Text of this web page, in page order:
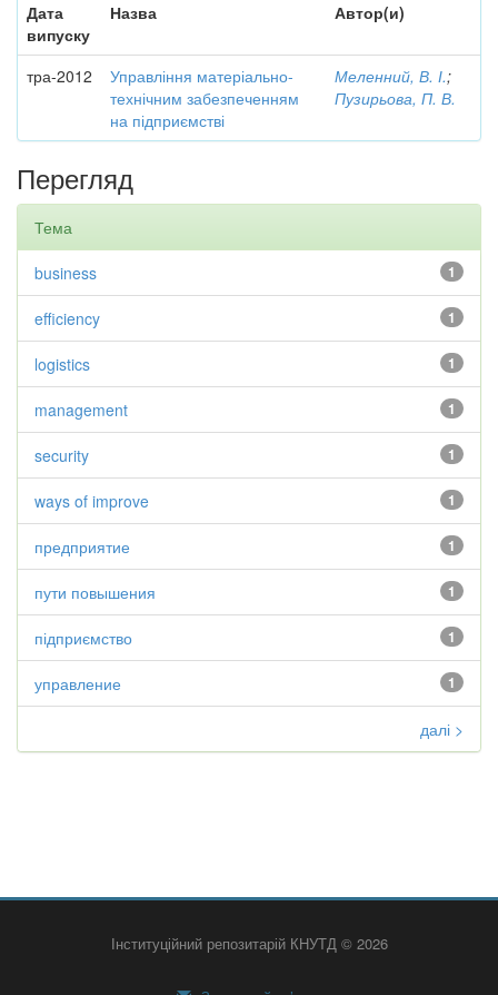
Дата
випуску
Назва Автор(и)
тра-2012
Управління матеріально-
технічним забезпеченням
на підприємстві
Меленний, В. І.;
Пузирьова, П. В.
Перегляд
Тема
1
business
1
efficiency
1
logistics
1
management
1
security
1
ways of improve
1
предприятие
1
пути повышения
1
підприємство
1
управление
далі >
Інституційний репозитарій КНУТД © 2026